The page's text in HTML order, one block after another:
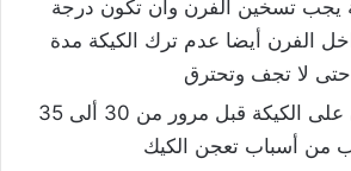
يجب تسخين الفرن وأن تكون درجة
الفرن أيضا عدم ترك الكيكة مدة
حتى لا تجف وتحترق
لا تفتحى الفرن على الكيكة قبل مرور من 30 ألى 35
من أسباب تعجن الكيك